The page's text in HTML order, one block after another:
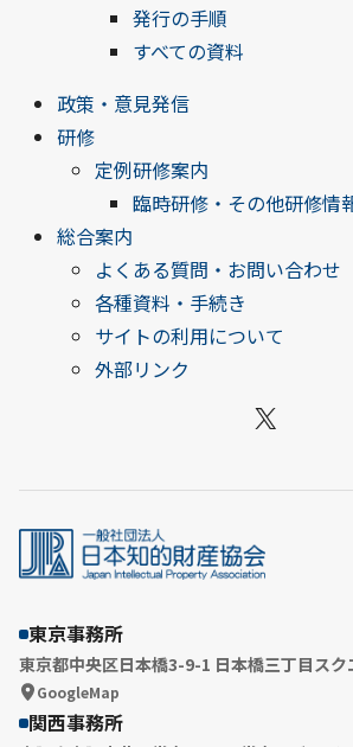
発行の手順
すべての資料
政策・意見発信
研修
定例研修案内
臨時研修・その他研修情
総合案内
よくある質問・お問い合わせ
各種資料・手続き
サイトの利用について
外部リンク
X
東京事務所
東京都中央区日本橋3-9-1 日本橋三丁目スク
GoogleMap
関西事務所